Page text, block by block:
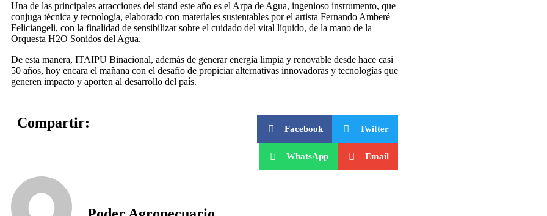
Una de las principales atracciones del stand este año es el Arpa de Agua, ingenioso instrumento, que
conjuga técnica y tecnología, elaborado con materiales sustentables por el artista Fernando Amberé
Feliciangeli, con la finalidad de sensibilizar sobre el cuidado del vital líquido, de la mano de la
Orquesta H2O Sonidos del Agua.
De esta manera, ITAIPU Binacional, además de generar energía limpia y renovable desde hace casi
50 años, hoy encara el mañana con el desafío de propiciar alternativas innovadoras y tecnologías que
generen impacto y aporten al desarrollo del país.
Compartir: Facebook Twitter
WhatsApp Email